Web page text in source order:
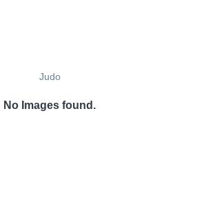
Judo
No Images found.